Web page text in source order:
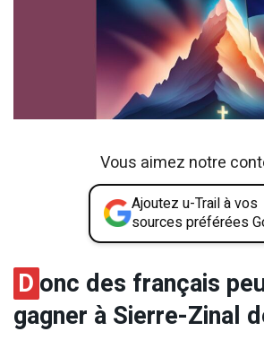
Vous aimez notre
Ajoutez u-Trail à vos
sources préférées
D onc des français
gagner à Sierre-Zinal